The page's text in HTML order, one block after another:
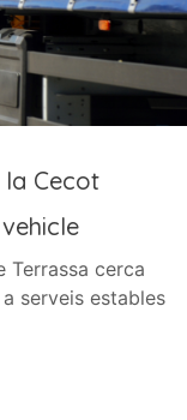
la Cecot
Terrassa cerca
serveis estables